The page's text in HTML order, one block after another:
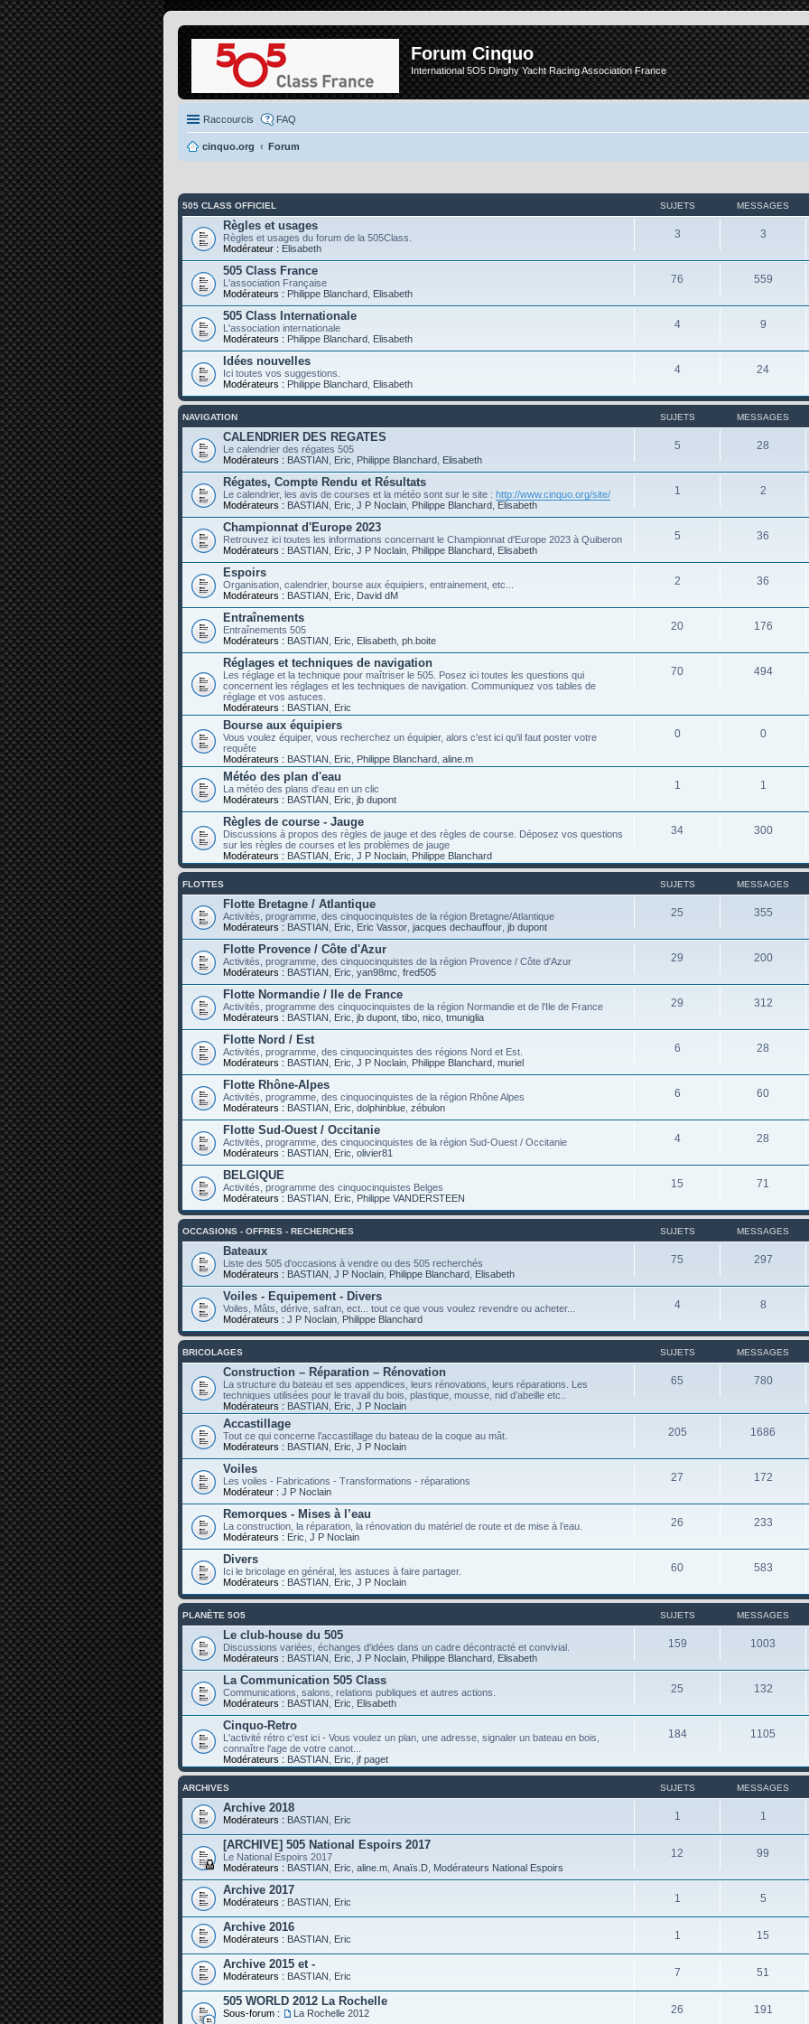
Forum Cinquo
International 5O5 Dinghy Yacht Racing Association France
Raccourcis FAQ
cinquo.org Forum
505 CLASS OFFICIEL SUJETS MESSAGES
Règles et usages
Règles et usages du forum de la 505Class.
Modérateur : Elisabeth
3 3
505 Class France
L'association Française
Modérateurs : Philippe Blanchard Elisabeth
76 559
505 Class Internationale
L'association internationale
Modérateurs : Philippe Blanchard Elisabeth
4 9
Idées nouvelles
Ici toutes vos suggestions.
Modérateurs : Philippe Blanchard Elisabeth
4 24
NAVIGATION SUJETS MESSAGES
CALENDRIER DES REGATES
Le calendrier des régates 505
Modérateurs : BASTIAN Eric Philippe Blanchard Elisabeth
5 28
Régates, Compte Rendu et Résultats
Le calendrier, les avis de courses et la météo sont sur le site : http://www.cinquo.org/site/
Modérateurs : BASTIAN Eric J P Noclain Philippe Blanchard Elisabeth
1 2
Championnat d'Europe 2023
Retrouvez ici toutes les informations concernant le Championnat d'Europe 2023 à Quiberon
Modérateurs : BASTIAN Eric J P Noclain Philippe Blanchard Elisabeth
5 36
Espoirs
Organisation, calendrier, bourse aux équipiers, entrainement, etc...
Modérateurs : BASTIAN Eric David dM
2 36
Entraînements
Entraînements 505
Modérateurs : BASTIAN Eric Elisabeth ph.boite
20 176
Réglages et techniques de navigation
Les réglage et la technique pour maîtriser le 505. Posez ici toutes les questions qui
concernent les réglages et les techniques de navigation. Communiquez vos tables de
réglage et vos astuces.
Modérateurs : BASTIAN Eric
70 494
Bourse aux équipiers
Vous voulez équiper, vous recherchez un équipier, alors c'est ici qu'il faut poster votre
requête
Modérateurs : BASTIAN Eric Philippe Blanchard aline.m
0 0
Météo des plan d'eau
La météo des plans d'eau en un clic
Modérateurs : BASTIAN Eric jb dupont
1 1
Règles de course - Jauge
Discussions à propos des règles de jauge et des règles de course. Déposez vos questions
sur les règles de courses et les problèmes de jauge
Modérateurs : BASTIAN Eric J P Noclain Philippe Blanchard
34 300
FLOTTES SUJETS MESSAGES
Flotte Bretagne / Atlantique
Activités, programme, des cinquocinquistes de la région Bretagne/Atlantique
Modérateurs : BASTIAN Eric Eric Vassor jacques dechauffour jb dupont
25 355
Flotte Provence / Côte d'Azur
Activités, programme, des cinquocinquistes de la région Provence / Côte d'Azur
Modérateurs : BASTIAN Eric yan98mc fred505
29 200
Flotte Normandie / Ile de France
Activités, programme des cinquocinquistes de la région Normandie et de l'Ile de France
Modérateurs : BASTIAN Eric jb dupont tibo nico tmuniglia
29 312
Flotte Nord / Est
Activités, programme, des cinquocinquistes des régions Nord et Est.
Modérateurs : BASTIAN Eric J P Noclain Philippe Blanchard muriel
6 28
Flotte Rhône-Alpes
Activités, programme, des cinquocinquistes de la région Rhône Alpes
Modérateurs : BASTIAN Eric dolphinblue zébulon
6 60
Flotte Sud-Ouest / Occitanie
Activités, programme, des cinquocinquistes de la région Sud-Ouest / Occitanie
Modérateurs : BASTIAN Eric olivier81
4 28
BELGIQUE
Activités, programme des cinquocinquistes Belges
Modérateurs : BASTIAN Eric Philippe VANDERSTEEN
15 71
OCCASIONS - OFFRES - RECHERCHES SUJETS MESSAGES
Bateaux
Liste des 505 d'occasions à vendre ou des 505 recherchés
Modérateurs : BASTIAN J P Noclain Philippe Blanchard Elisabeth
75 297
Voiles - Equipement - Divers
Voiles, Mâts, dérive, safran, ect... tout ce que vous voulez revendre ou acheter...
Modérateurs : J P Noclain Philippe Blanchard
4 8
BRICOLAGES SUJETS MESSAGES
Construction – Réparation – Rénovation
La structure du bateau et ses appendices, leurs rénovations, leurs réparations. Les
techniques utilisées pour le travail du bois, plastique, mousse, nid d’abeille etc..
Modérateurs : BASTIAN Eric J P Noclain
65 780
Accastillage
Tout ce qui concerne l’accastillage du bateau de la coque au mât.
Modérateurs : BASTIAN Eric J P Noclain
205 1686
Voiles
Les voiles - Fabrications - Transformations - réparations
Modérateur : J P Noclain
27 172
Remorques - Mises à l’eau
La construction, la réparation, la rénovation du matériel de route et de mise à l’eau.
Modérateurs : Eric J P Noclain
26 233
Divers
Ici le bricolage en général, les astuces à faire partager.
Modérateurs : BASTIAN Eric J P Noclain
60 583
PLANÈTE 5O5 SUJETS MESSAGES
Le club-house du 505
Discussions variées, échanges d'idées dans un cadre décontracté et convivial.
Modérateurs : BASTIAN Eric J P Noclain Philippe Blanchard Elisabeth
159 1003
La Communication 505 Class
Communications, salons, relations publiques et autres actions.
Modérateurs : BASTIAN Eric Elisabeth
25 132
Cinquo-Retro
L'activité rétro c'est ici - Vous voulez un plan, une adresse, signaler un bateau en bois,
connaître l'age de votre canot...
Modérateurs : BASTIAN Eric jf paget
184 1105
ARCHIVES SUJETS MESSAGES
Archive 2018
Modérateurs : BASTIAN Eric 1 1
[ARCHIVE] 505 National Espoirs 2017
Le National Espoirs 2017
Modérateurs : BASTIAN Eric aline.m Anaïs.D Modérateurs National Espoirs
12 99
Archive 2017
Modérateurs : BASTIAN Eric 1 5
Archive 2016
Modérateurs : BASTIAN Eric 1 15
Archive 2015 et -
Modérateurs : BASTIAN Eric 7 51
505 WORLD 2012 La Rochelle
Sous-forum : La Rochelle 2012 26 191